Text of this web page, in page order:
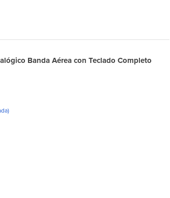
Banda Aérea con Teclado Completo